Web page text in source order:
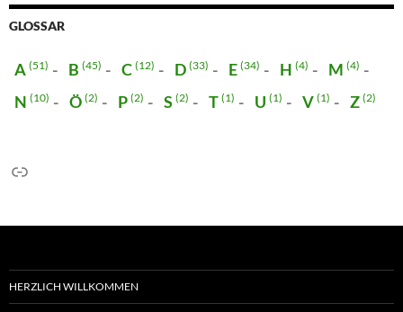
GLOSSAR
A (51) B (45) C (12) D (33) E (34) H (4) M (4)
N (10) Ö (2) P (2) S (2) T (1) U (1) V (1) Z (2)
Link
HERZLICH WILLKOMMEN